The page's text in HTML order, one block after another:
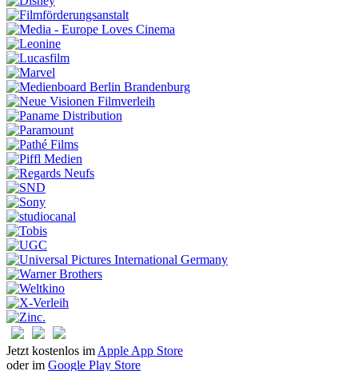
Jetzt kostenlos im Apple App Store
oder im Google Play Store